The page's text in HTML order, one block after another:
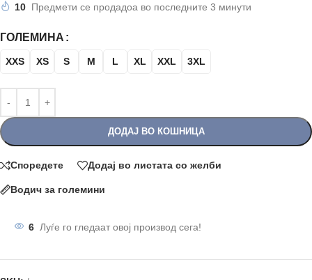
10 Предмети се продадоа во последните 3 минути
ГОЛЕМИНА
XXS XS S M L XL XXL 3XL
ДОДАЈ ВО КОШНИЦА
Споредете Додај во листата со желби
Водич за големини
6 Луѓе го гледаат овој производ сега!